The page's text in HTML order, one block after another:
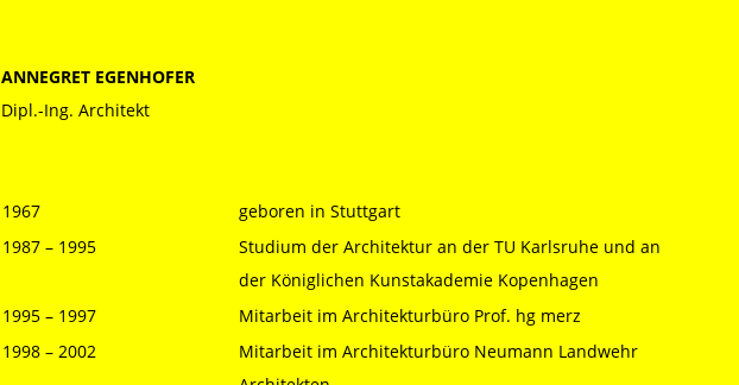
ANNEGRET EGENHOFER
Dipl.-Ing. Architekt
1967
geboren in Stuttgart
1987 – 1995
Studium der Architektur an der TU Karlsruhe und an
der Königlichen Kunstakademie Kopenhagen
1995 – 1997
Mitarbeit im Architekturbüro Prof. hg merz
1998 – 2002
Mitarbeit im Architekturbüro Neumann Landwehr